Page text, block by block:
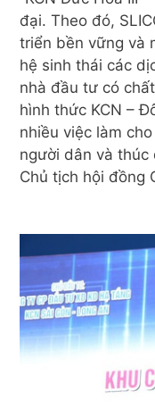
đại. Theo đó,
triển bền vững và
hệ sinh thái các
nhà đầu tư có
hình thức KCN –
nhiều việc làm
người dân và thúc
Chủ tịch hội đồng